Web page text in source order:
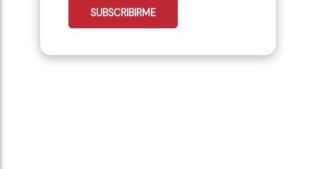
SUBSCRIBIRME